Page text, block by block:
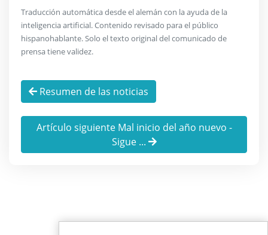
Traducción automática desde el alemán con la ayuda de la
inteligencia artificial. Contenido revisado para el público
hispanohablante. Solo el texto original del comunicado de
prensa tiene validez.
Resumen de las noticias
Artículo siguiente Mal inicio del año nuevo -
Sigue ...